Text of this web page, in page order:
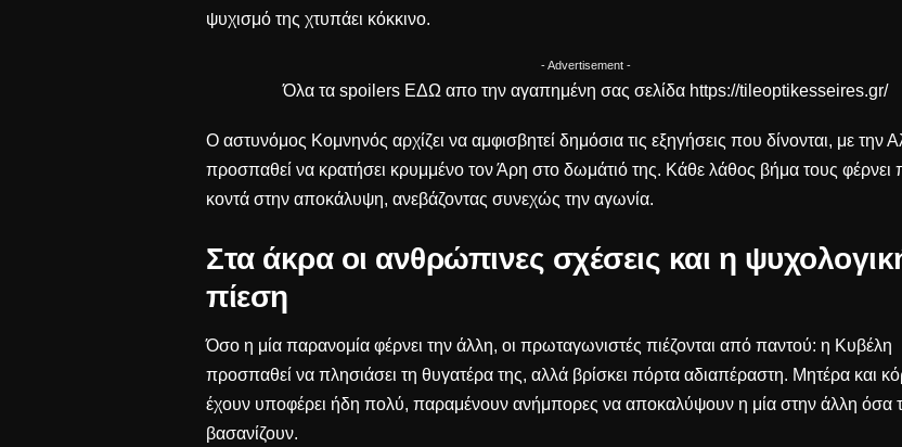
ψυχισμό της χτυπάει κόκκινο.
- Advertisement -
Όλα τα spoilers ΕΔΩ απο την αγαπημένη σας σελίδα https://tileoptikesseires.gr/
Ο αστυνόμος Κομνηνός αρχίζει να αμφισβητεί δημόσια τις εξηγήσεις που δίνονται, με την
προσπαθεί να κρατήσει κρυμμένο τον Άρη στο δωμάτιό της. Κάθε λάθος βήμα τους φέρνει
κοντά στην αποκάλυψη, ανεβάζοντας συνεχώς την αγωνία.
Στα άκρα οι ανθρώπινες σχέσεις και η
πίεση
Όσο η μία παρανομία φέρνει την άλλη, οι πρωταγωνιστές πιέζονται από παντού: η Κυβέλη
προσπαθεί να πλησιάσει τη θυγατέρα της, αλλά βρίσκει πόρτα αδιαπέραστη. Μητέρα και
έχουν υποφέρει ήδη πολύ, παραμένουν ανήμπορες να αποκαλύψουν η μία στην άλλη όσα
βασανίζουν.